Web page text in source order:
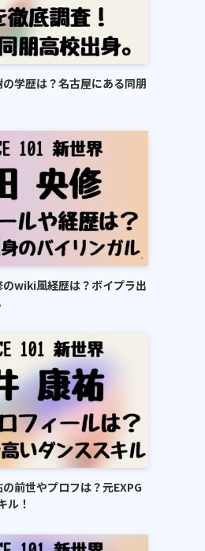
の学歴は？名古屋にある同朋
のwiki風経歴は？ボイプラ出
の前世やプロフは？元EXPG
ル！